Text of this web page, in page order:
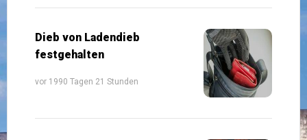
Dieb von Ladendieb
festgehalten
vor 1990 Tagen 21 Stunden